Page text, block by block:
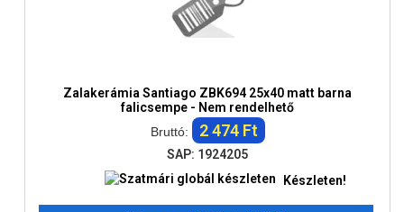
Zalakerámia Santiago ZBK694 25x40 matt barna
falicsempe - Nem rendelhető
Bruttó:
2 474 Ft
SAP: 1924205
Készleten!